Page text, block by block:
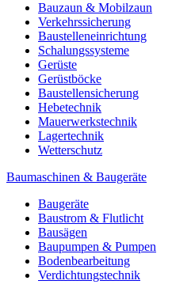
Bauzaun & Mobilzaun
Verkehrssicherung
Baustelleneinrichtung
Schalungssysteme
Gerüste
Gerüstböcke
Baustellensicherung
Hebetechnik
Mauerwerkstechnik
Lagertechnik
Wetterschutz
Baumaschinen & Baugeräte
Baugeräte
Baustrom & Flutlicht
Bausägen
Baupumpen & Pumpen
Bodenbearbeitung
Verdichtungstechnik